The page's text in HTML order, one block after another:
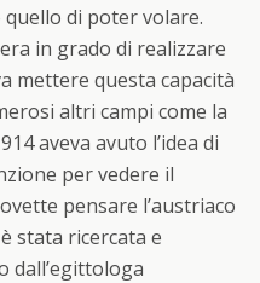
di poter volare.
in grado di realizzare
mettere questa capacità
altri campi come la
aveva avuto l’idea di
per vedere il
pensare l’austriaco
stata ricercata e
dall’egittologa